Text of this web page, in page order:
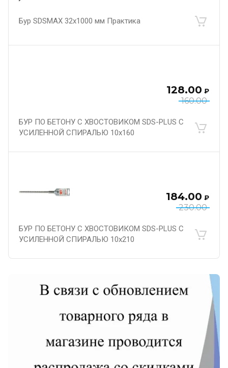
Бур SDSMAX 32х1000 мм Практика
160.00
128.00 ₽
БУР ПО БЕТОНУ С ХВОСТОВИКОМ SDS-PLUS С
УСИЛЕННОЙ СПИРАЛЬЮ 10х160
230.00
184.00 ₽
БУР ПО БЕТОНУ С ХВОСТОВИКОМ SDS-PLUS С
УСИЛЕННОЙ СПИРАЛЬЮ 10х210